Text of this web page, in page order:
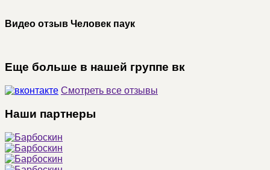
Видео отзыв Человек паук
Еще больше в нашей группе вк
Смотреть все отзывы
Наши партнеры